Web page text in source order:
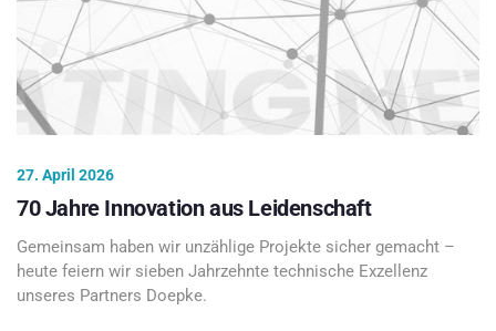
27. April 2026
70 Jahre Innovation aus Leidenschaft
Gemeinsam haben wir unzählige Projekte sicher gemacht –
heute feiern wir sieben Jahrzehnte technische Exzellenz
unseres Partners Doepke.